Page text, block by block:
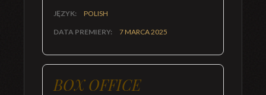
JĘZYK: POLISH
DATA PREMIERY: 7 MARCA 2025
BOX OFFICE